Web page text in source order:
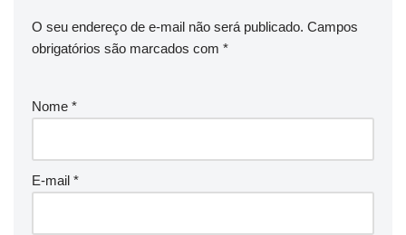
O seu endereço de e-mail não será publicado. Campos
obrigatórios são marcados com *
Nome *
E-mail *